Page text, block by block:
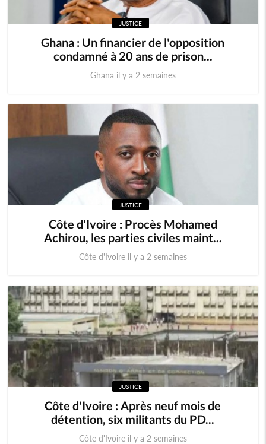
Comores Egypte
Tunisie
Cedeao
JUSTICE
Ghana : Un financier de l'opposition
condamné à 20 ans de prison...
Ghana il y a 2 semaines
JUSTICE
Côte d'Ivoire : Procès Mohamed
Achirou, les parties civiles maint...
Côte d'Ivoire il y a 2 semaines
JUSTICE
Côte d'Ivoire : Après neuf mois de
détention, six militants du PD...
Côte d'Ivoire il y a 2 semaines